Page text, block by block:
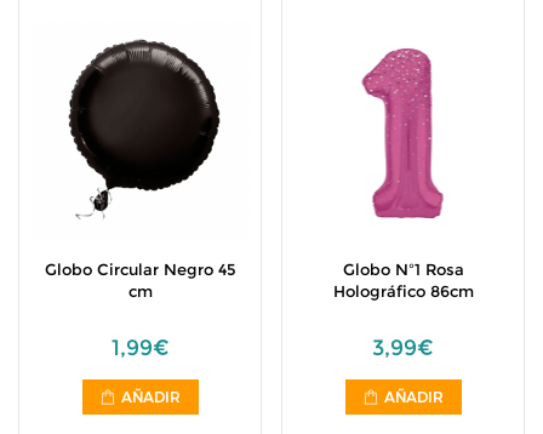
Globo Circular Negro 45
cm
1,99€
AÑADIR
Globo Nº1 Rosa
Holográfico 86cm
3,99€
AÑADIR